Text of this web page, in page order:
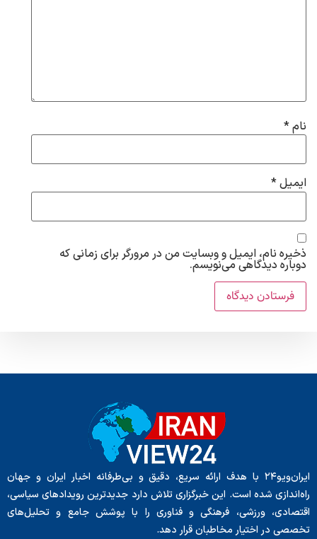
نام*
ایمیل*
ذخیره نام، ایمیل و وبسایت من در مرورگر برای زمانی که
دوباره دیدگاهی می‌نویسم.
ایران‌ویو۲۴ با هدف ارائه سریع، دقیق و بی‌طرفانه اخبار ایران و جهان
راه‌اندازی شده است. این خبرگزاری تلاش دارد جدیدترین رویدادهای سیاسی،
اقتصادی، ورزشی، فرهنگی و فناوری را با پوشش جامع و تحلیل‌های
تخصصی در اختیار مخاطبان قرار دهد.